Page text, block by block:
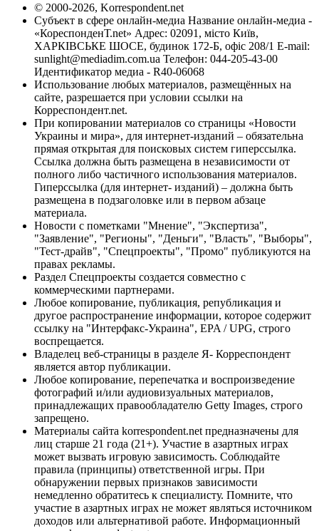
© 2000-2026, Korrespondent.net
Субъект в сфере онлайн-медиа Название онлайн-медиа -
«КореспонденТ.net» Адрес: 02091, місто Київ,
ХАРКІВСЬКЕ ШОСЕ, будинок 172-Б, офіс 208/1 E-mail:
sunlight@mediadim.com.ua Телефон: 044-205-43-00
Идентификатор медиа - R40-06068
Использование любых материалов, размещённых на
сайте, разрешается при условии ссылки на
Корреспондент.net.
При копировании материалов со страницы «Новости
Украины и мира», для интернет-изданий – обязательна
прямая открытая для поисковых систем гиперссылка.
Ссылка должна быть размещена в независимости от
полного либо частичного использования материалов.
Гиперссылка (для интернет- изданий) – должна быть
размещена в подзаголовке или в первом абзаце
материала.
Новости с пометками "Мнение", "Экспертиза",
"Заявление", "Регионы", "Деньги", "Власть", "Выборы",
"Тест-драйв", "Спецпроекты", "Промо" публикуются на
правах рекламы.
Раздел Спецпроекты создается совместно с
коммерческими партнерами.
Любое копирование, публикация, републикация и
другое распространение информации, которое содержит
ссылку на "Интерфакс-Украина", EPA / UPG, строго
воспрещается.
Владелец веб-страницы в разделе Я- Корреспондент
является автор публикации.
Любое копирование, перепечатка и воспроизведение
фотографий и/или аудиовизуальных материалов,
принадлежащих правообладателю Getty Images, строго
запрещено.
Материалы сайта korrespondent.net предназначены для
лиц старше 21 года (21+). Участие в азартных играх
может вызвать игровую зависимость. Соблюдайте
правила (принципы) ответственной игры. При
обнаружении первых признаков зависимости
немедленно обратитесь к специалисту. Помните, что
участие в азартных играх не может являться источником
доходов или альтернативой работе. Информационный